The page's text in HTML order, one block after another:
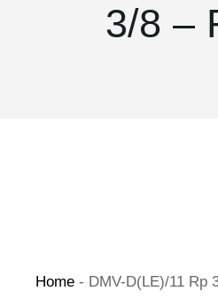
3/8 –
Home - DMV-D(LE)/11 Rp